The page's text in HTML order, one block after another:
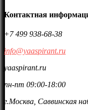
Контактная
+7 499 938-68-38
info@yaaspirant.ru
yaaspirant.ru
пн-пт 09:00-18:00
г.Москва, Саввинская